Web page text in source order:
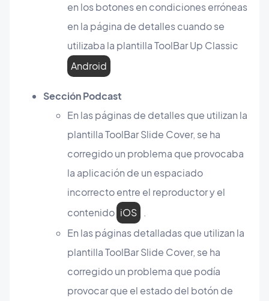
en los botones en condiciones erróneas
en la página de detalles cuando se
utilizaba la plantilla ToolBar Up Classic
Android
Sección Podcast
En las páginas de detalles que utilizan la
plantilla ToolBar Slide Cover, se ha
corregido un problema que provocaba
la aplicación de un espaciado
incorrecto entre el reproductor y el
contenido iOS .
En las páginas detalladas que utilizan la
plantilla ToolBar Slide Cover, se ha
corregido un problema que podía
provocar que el estado del botón de